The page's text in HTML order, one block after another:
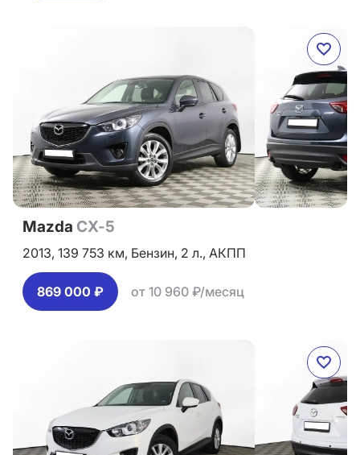
Mazda CX-5
2013, 139 753 км, Бензин, 2 л., АКПП
869 000 ₽ от 10 960 ₽/месяц